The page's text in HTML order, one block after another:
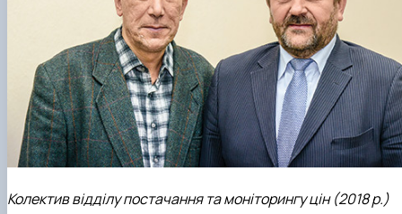
Колектив відділу постачання та моніторингу цін (2018 р.)